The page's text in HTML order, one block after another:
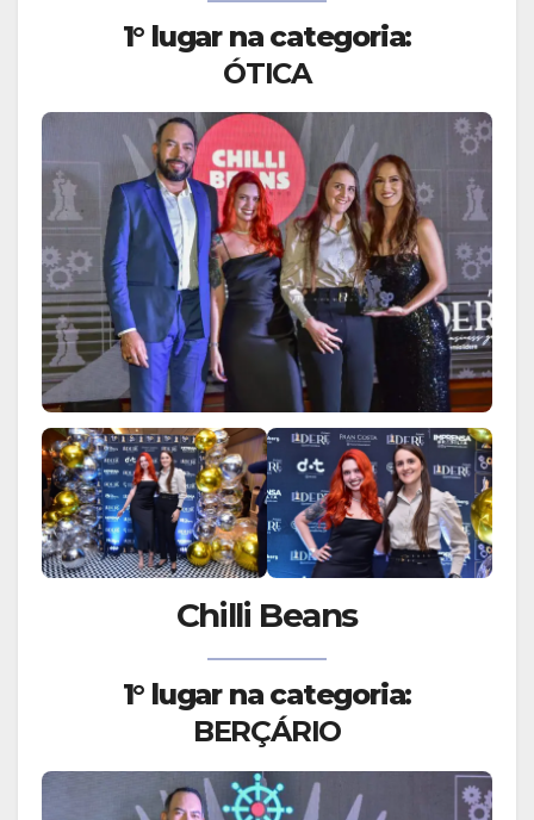
1° lugar na categoria:
ÓTICA
Chilli Beans
1° lugar na categoria:
BERÇÁRIO